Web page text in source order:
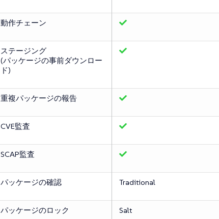
動作チェーン
ステージング
(パッケージの事前ダウンロー
ド)
重複パッケージの報告
CVE監査
SCAP監査
パッケージの確認 Traditional
パッケージのロック Salt